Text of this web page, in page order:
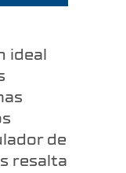
ideal
de
resalta